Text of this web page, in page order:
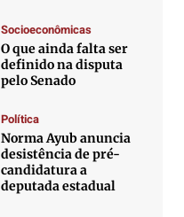
Socioeconômicas
O que ainda falta ser
definido na disputa
pelo Senado
Política
Norma Ayub anuncia
desistência de pré-
candidatura a
deputada estadual